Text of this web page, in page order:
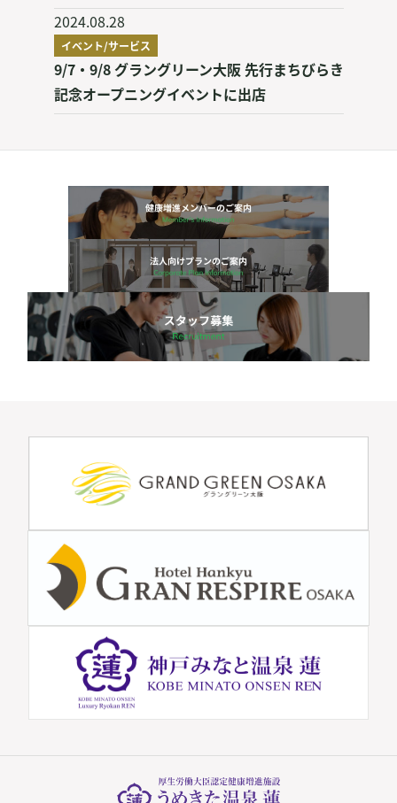
2024.08.28
イベント/サービス
9/7・9/8 グラングリーン大阪 先行まちびらき
記念オープニングイベントに出店